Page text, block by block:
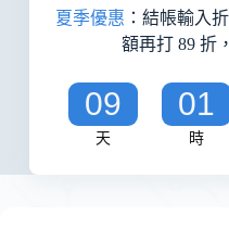
夏季優惠 ：結帳輸入
額再打 89 折
09
天
01
時